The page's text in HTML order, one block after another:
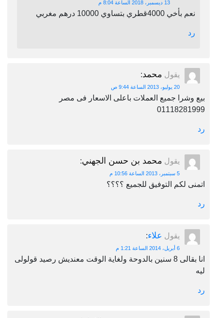
13 ديسمبر، 2018 الساعة 8:04 م
نعم بأخي 4000قطري بتساوي 10000 درهم مغربي
رد
يقول محمد:
20 يوليو، 2013 الساعة 9:44 ص
بيع وشرا جميع العملات باعلى الاسعار فى مصر
01118281999
رد
يقول محمد بن حسن الجهني:
5 سبتمبر، 2013 الساعة 10:56 م
اتمنى لكم التوفيق للجميع ؟؟؟؟
رد
يقول علاء:
6 أبريل، 2014 الساعة 1:21 م
انا بقالى 8 سنين بالدوحة ولغاية الوقت معنديش رصيد قولولى
ليه
رد